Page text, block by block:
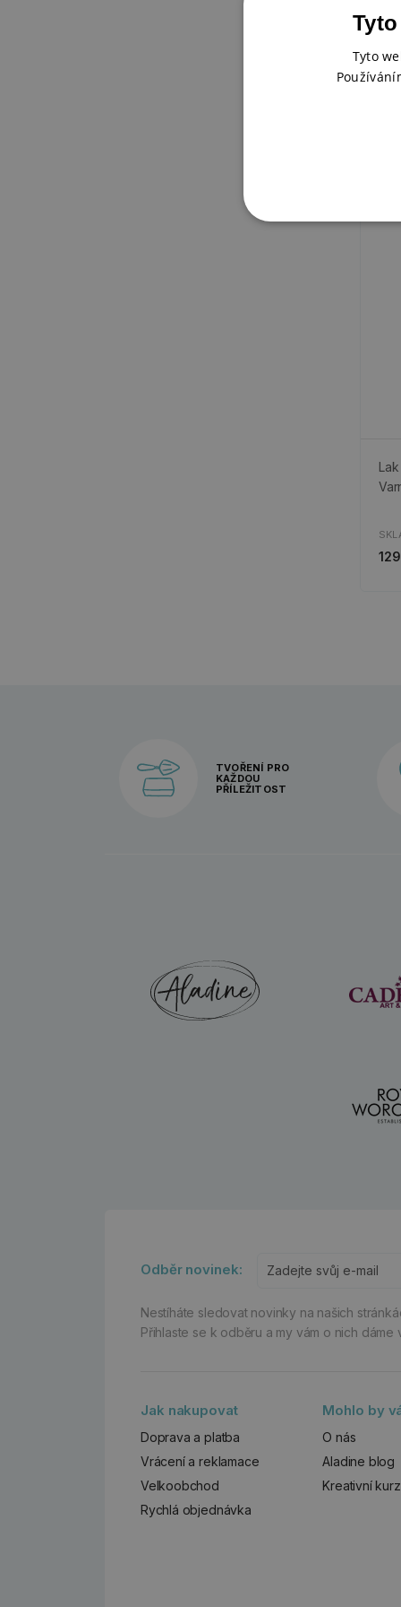
TVOŘENÍ PRO
KAŽDOU
PŘÍLEŽITOST
Odběr novinek:
Nestíháte sledovat novinky na našich
Přihlaste se k odběru a my vám o nich dáme
Jak nakupovat
Doprava a platba
Vrácení a reklamace
Velkoobchod
Rychlá objednávka
Mohlo by
O nás
Aladine blog
Kreativní
Tyto